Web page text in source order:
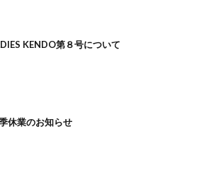
KENDO第８号について
休業のお知らせ